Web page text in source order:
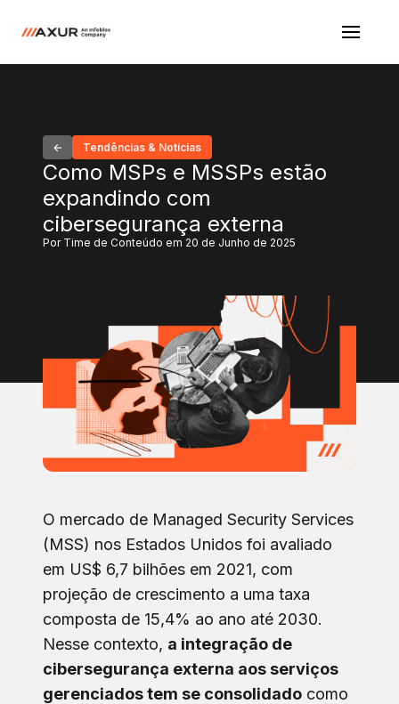
Tendências & Notícias
Como MSPs e MSSPs estão
expandindo com
cibersegurança externa
Por Time de Conteúdo em 20 de Junho de 2025
O mercado de Managed Security Services
(MSS) nos Estados Unidos foi avaliado
em US$ 6,7 bilhões em 2021, com
projeção de crescimento a uma taxa
composta de 15,4% ao ano até 2030.
Nesse contexto, a integração de
cibersegurança externa aos serviços
gerenciados tem se consolidado como